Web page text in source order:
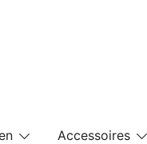
Accessoires